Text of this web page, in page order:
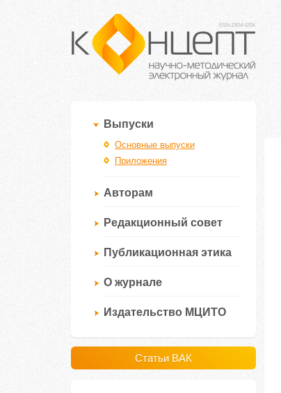
Выпуски
Основные выпуски
Приложения
Авторам
Редакционный совет
Публикационная этика
О журнале
Издательство МЦИТО
Статьи ВАК